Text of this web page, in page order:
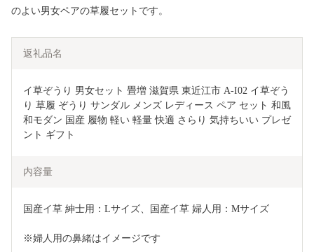
のよい男女ペアの草履セットです。
返礼品名
イ草ぞうり 男女セット 畳増 滋賀県 東近江市 A-I02 イ草ぞう
り 草履 ぞうり サンダル メンズ レディース ペア セット 和風
和モダン 国産 履物 軽い 軽量 快適 さらり 気持ちいい プレゼ
ント ギフト
内容量
国産イ草 紳士用：Lサイズ、国産イ草 婦人用：Mサイズ
※婦人用の鼻緒はイメージです